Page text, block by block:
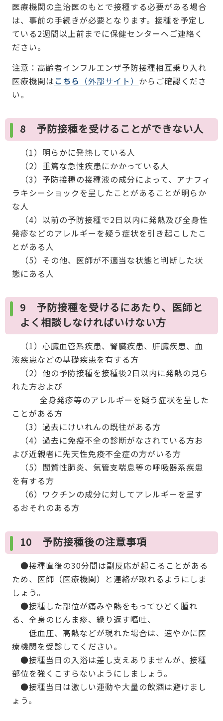
医療機関の主治医のもとで接種する必要がある場合
は、事前の手続きが必要となります。接種を予定し
ている2週間以上前までに保健センターへご連絡く
ださい。
注意：高齢者インフルエンザ予防接種相互乗り入れ
医療機関はこちら （外部サイト） からご確認くださ
い。
8 予防接種を受けることができない人
（1）明らかに発熱している人
（2）重篤な急性疾患にかかっている人
（3）予防接種の接種液の成分によって、アナフィ
ラキシーショックを呈したことがあることが明らか
な人
（4）以前の予防接種で2日以内に発熱及び全身性
発疹などのアレルギーを疑う症状を引き起こしたこ
とがある人
（5）その他、医師が不適当な状態と判断した状
態にある人
9 予防接種を受けるにあたり、医師と
よく相談しなければいけない方
（1）心臓血管系疾患、腎臓疾患、肝臓疾患、血
液疾患などの基礎疾患を有する方
（2）他の予防接種を接種後2日以内に発熱の見ら
れた方および
全身発疹等のアレルギーを疑う症状を呈した
ことがある方
（3）過去にけいれんの既往がある方
（4）過去に免疫不全の診断がなされている方お
よび近親者に先天性免疫不全症の方がいる方
（5）間質性肺炎、気管支喘息等の呼吸器系疾患
を有する方
（6）ワクチンの成分に対してアレルギーを呈す
るおそれのある方
10 予防接種後の注意事項
●接種直後の30分間は副反応が起こることがある
ため、医師（医療機関）と連絡が取れるようにしま
しょう。
●接種した部位が痛みや熱をもってひどく腫れ
る、全身のじんま疹、繰り返す嘔吐、
低血圧、高熱などが現れた場合は、速やかに医
療機関を受診してください。
●接種当日の入浴は差し支えありませんが、接種
部位を強くこすらないようにしましょう。
●接種当日は激しい運動や大量の飲酒は避けまし
ょう。